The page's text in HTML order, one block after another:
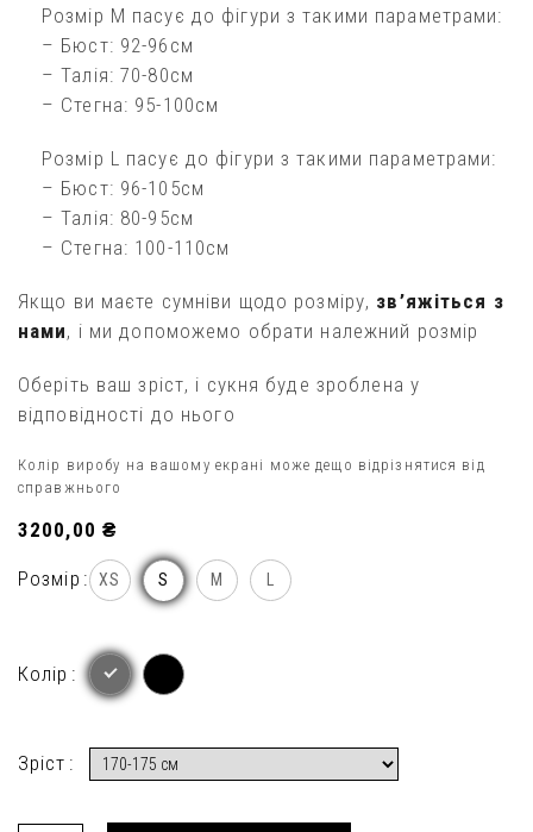
Розмір М пасує до фігури з такими параметрами:
– Бюст: 92-96см
– Талія: 70-80см
– Стегна: 95-100см
Розмір L пасує до фігури з такими параметрами:
– Бюст: 96-105см
– Талія: 80-95см
– Стегна: 100-110см
Якщо ви маєте сумніви щодо розміру, зв’яжіться з
нами, і ми допоможемо обрати належний розмір
Оберіть ваш зріст, і сукня буде зроблена у
відповідності до нього
Колір виробу на вашому екрані може дещо відрізнятися від
справжнього
3200,00 ₴
Розмір XS S M L
Колір
Зрiст